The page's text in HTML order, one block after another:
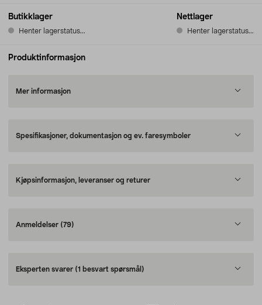
Butikklager
Henter lagerstatus...
Nettlager
Henter lagerstatus...
Produktinformasjon
Mer informasjon
Spesifikasjoner, dokumentasjon og ev. faresymboler
Kjøpsinformasjon, leveranser og returer
Anmeldelser (79)
Eksperten svarer (1 besvart spørsmål)